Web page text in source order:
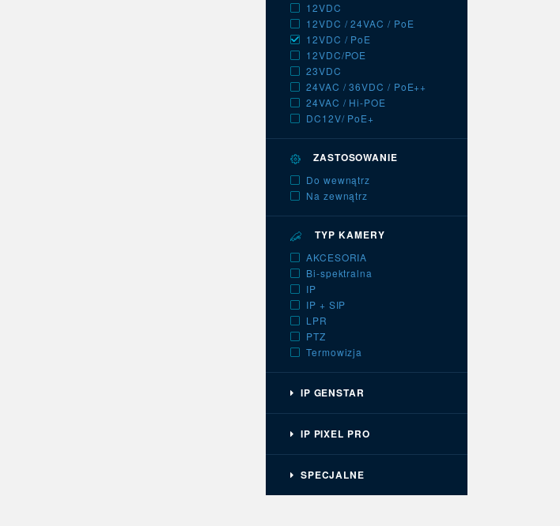
12VDC
12VDC / 24VAC / PoE
12VDC / PoE
12VDC/POE
23VDC
24VAC / 36VDC / PoE++
24VAC / Hi-POE
DC12V/ PoE+
ZASTOSOWANIE
Do wewnątrz
Na zewnątrz
TYP KAMERY
AKCESORIA
Bi-spektralna
IP
IP + SIP
LPR
PTZ
Termowizja
IP GENSTAR
IP PIXEL PRO
SPECJALNE